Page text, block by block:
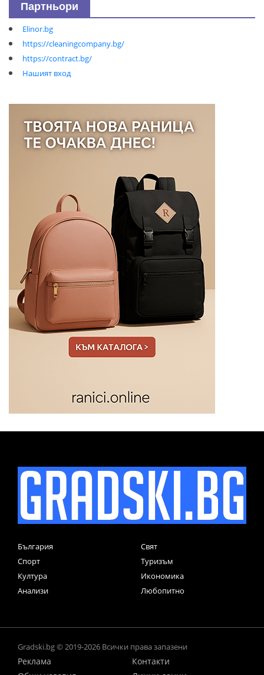
Партньори
Elinor.bg
https://cleaningcompany.bg/
https://contract.bg/
Нашият вход
България
Свят
Спорт
Туризъм
Култура
Икономика
Анализи
Любопитно
Gradski.bg © 2019-2026 Всички права запазени
Реклама
Контакти